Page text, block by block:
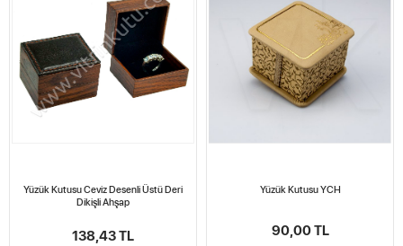
Yüzük Kutusu Ceviz Desenli Üstü Deri
Dikişli Ahşap
138,43 TL
Yüzük Kutusu YCH
90,00 TL